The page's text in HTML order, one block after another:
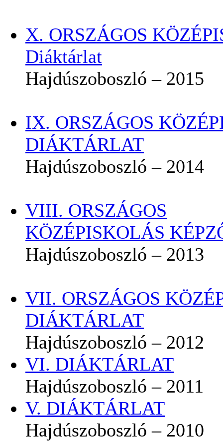
X. ORSZÁGOS
Diáktárlat
Hajdúszoboszló – 2015
IX. ORSZÁGOS
DIÁKTÁRLAT
Hajdúszoboszló – 2014
VIII. ORSZÁGOS
KÖZÉPISKOLÁS
Hajdúszoboszló – 2013
VII. ORSZÁGOS
DIÁKTÁRLAT
Hajdúszoboszló – 2012
VI. DIÁKTÁRLAT
Hajdúszoboszló – 2011
V. DIÁKTÁRLAT
Hajdúszoboszló – 2010